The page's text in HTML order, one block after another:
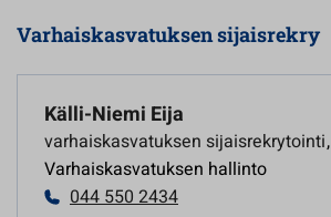
Varhaiskasvatuksen sijaisrekry
Källi-Niemi Eija
varhaiskasvatuksen sijaisrekrytointi,
Varhaiskasvatuksen hallinto
044 550 2434